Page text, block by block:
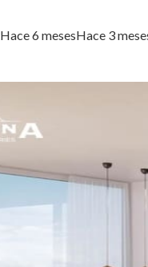
Hace 6 mesesHace 3